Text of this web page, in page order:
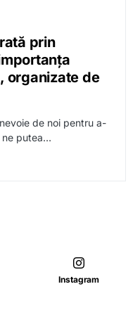
prin
organizate de
de noi pentru a-
ne putea…
Instagram